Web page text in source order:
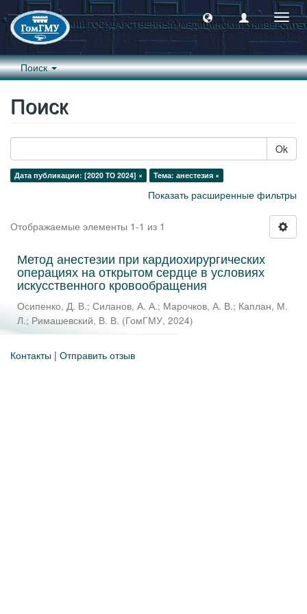
Поиск
Поиск
Ok
Дата публикации: [2020 TO 2024] × Тема: анестезия ×
Показать расширенные фильтры
Отображаемые элементы 1-1 из 1
Метод анестезии при кардиохирургических
операциях на открытом сердце в условиях
искусственного кровообращения
Осипенко, Д. В.; Силанов, А. А.; Марочков, А. В.; Каплан, М.
Л.; Римашевский, В. В. (ГомГМУ, 2024)
Контакты | Отправить отзыв